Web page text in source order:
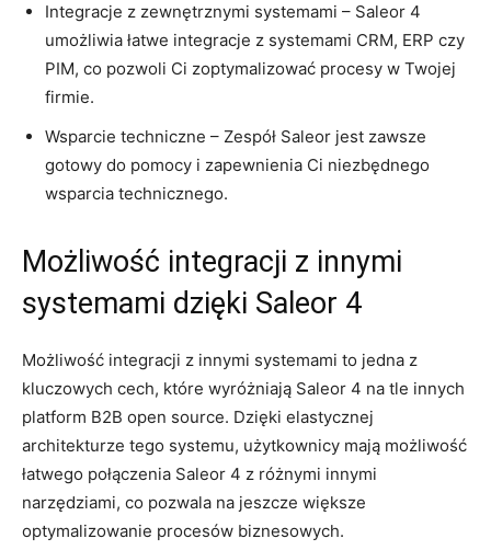
Integracje z ⁣zewnętrznymi systemami – Saleor 4
umożliwia łatwe integracje z⁢ systemami‌ CRM,⁤ ERP ​czy
PIM, co pozwoli Ci zoptymalizować procesy w ⁤Twojej
firmie.
Wsparcie techniczne – Zespół‍ Saleor jest ⁤zawsze
gotowy​ do pomocy i zapewnienia Ci niezbędnego​
wsparcia technicznego.
Możliwość integracji z innymi
systemami dzięki Saleor‌ 4
Możliwość integracji z innymi⁢ systemami to jedna⁣ z
⁣kluczowych ‌cech, które wyróżniają‌ Saleor 4 na tle innych
platform ⁣B2B ⁢open source. Dzięki elastycznej
architekturze tego systemu, użytkownicy mają możliwość
łatwego połączenia Saleor⁣ 4 z ⁤różnymi‍ innymi‍
narzędziami, ⁣co pozwala ⁤na jeszcze większe
optymalizowanie​ procesów biznesowych.